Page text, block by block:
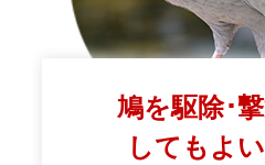
鳩を駆除･
してもよ